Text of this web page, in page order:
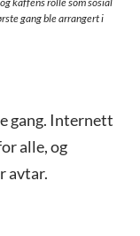
gang ble arrangert i
gang. Internett
alle, og
avtar.